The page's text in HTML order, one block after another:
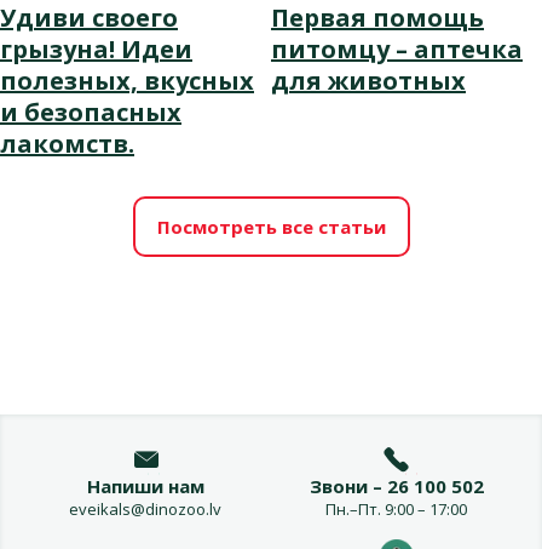
Удиви своего
грызуна! Идеи
полезных, вкусных
и безопасных
лакомств.
Первая помощь
питомцу – аптечка
для животных
Посмотреть все статьи
Напиши нам
eveikals@dinozoo.lv
Звони – 26 100 502
Пн.–Пт. 9:00 – 17:00